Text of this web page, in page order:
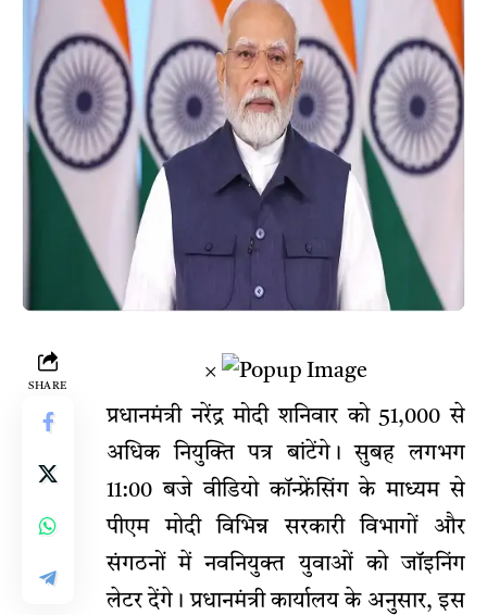
SHARE
×
प्रधानमंत्री नरेंद्र मोदी शनिवार को 51,000 से
अधिक नियुक्ति पत्र बांटेंगे। सुबह लगभग
11:00 बजे वीडियो कॉन्फ्रेंसिंग के माध्यम से
पीएम मोदी विभिन्न सरकारी विभागों और
संगठनों में नवनियुक्त युवाओं को जॉइनिंग
लेटर देंगे। प्रधानमंत्री कार्यालय के अनुसार, इस